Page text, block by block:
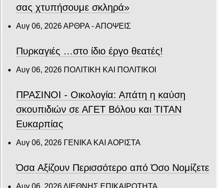
σας χτυπήσουμε σκληρά»
Αυγ 06, 2026ΑΡΘΡΑ - ΑΠΟΨΕΙΣ
Πυρκαγιές …στο ίδιο έργο θεατές!
Αυγ 06, 2026 ΠΟΛΙΤΙΚΗ ΚΑΙ ΠΟΛΙΤΙΚΟΙ
ΠΡΑΣΙΝΟΙ - Οικολογία: Απάτη η καύση
σκουπιδιών σε ΑΓΕΤ Βόλου και ΤΙΤΑΝ
Ευκαρπίας
Αυγ 06, 2026 ΓΕΝΙΚΑ ΚΑΙ ΑΟΡΙΣΤΑ
Όσα Αξίζουν Περισσότερο από Όσο Νομίζετε